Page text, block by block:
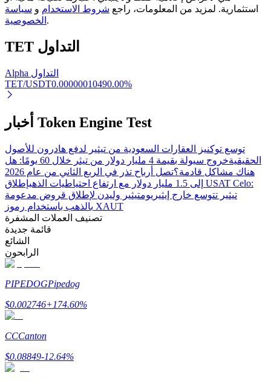
التوقيع المساحي
عوائد عالية والوصول الفوري
Launchpool
الرهان المرن لكسب العملات الرقمية الشهيرة
استثمارية. لمزيد من المعلومات، راجع شروط الاستخدام و سياسة
الخصوصية .
TET التداول
Alpha التداول
TET/USDT0.00000010490.00%
أخبار Token Engine Test
توسع توكنيز العقارات السعودية من تيثير لدفع هادرون للأصول
الحقيقية
خروج سيولة بقيمة 4 مليار دولار من تيثر خلال 60 يومًا: هل
هناك مشاكل قادمة؟
تصل أرباح تذر في الربع الثاني من عام 2026
إلى 1.5 مليار دولار مع ارتفاع احتياطيات الذهب
إطلاق USAT Celo:
تيثير تتوسع خارج إيثيريومتيثير وليدن لإطلاق قروض مدعومة
بالذهب باستخدام رموز XAUT
تصنيف العملات المشفرة
قائمة جديدة
الشائع
الرابحون
PIPEDOGPipedog
$0.002746+174.60%
CCCanton
$0.08849-12.64%